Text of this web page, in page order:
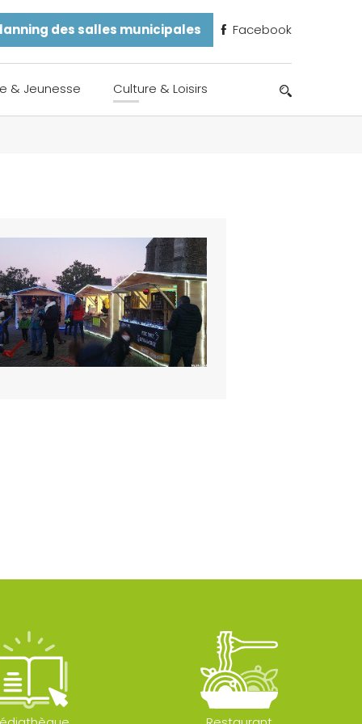
des salles municipales Facebook
& Jeunesse Culture & Loisirs